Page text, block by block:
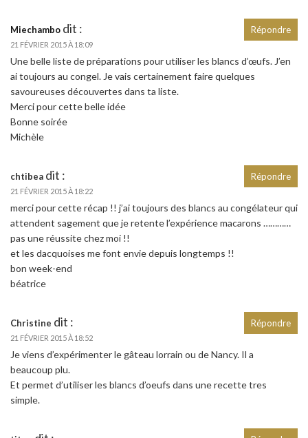
Miechambo dit :
21 FÉVRIER 2015 À 18:09
Une belle liste de préparations pour utiliser les blancs d’œufs. J’en
ai toujours au congel. Je vais certainement faire quelques
savoureuses découvertes dans ta liste.
Merci pour cette belle idée
Bonne soirée
Michèle
Répondre
chtibea dit :
21 FÉVRIER 2015 À 18:22
merci pour cette récap !! j’ai toujours des blancs au congélateur qui
attendent sagement que je retente l’expérience macarons …………
pas une réussite chez moi !!
et les dacquoises me font envie depuis longtemps !!
bon week-end
béatrice
Répondre
Christine dit :
21 FÉVRIER 2015 À 18:52
Je viens d’expérimenter le gâteau lorrain ou de Nancy. Il a
beaucoup plu.
Et permet d’utiliser les blancs d’oeufs dans une recette tres
simple.
Répondre